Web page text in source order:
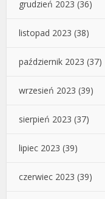
grudzień 2023 (36)
listopad 2023 (38)
październik 2023 (37)
wrzesień 2023 (39)
sierpień 2023 (37)
lipiec 2023 (39)
czerwiec 2023 (39)